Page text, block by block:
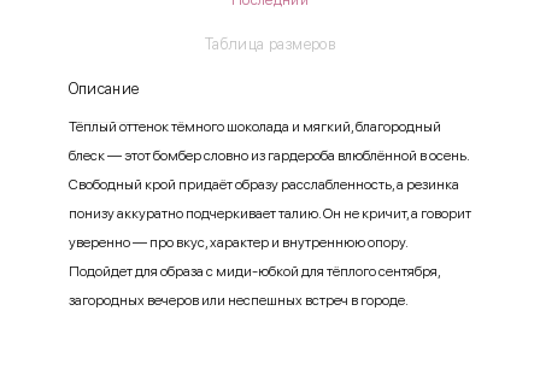
Таблица размеров
Описание
Тёплый оттенок тёмного шоколада и мягкий, благородный
блеск — этот бомбер словно из гардероба влюблённой в осень.
Свободный крой придаёт образу расслабленность, а резинка
понизу аккуратно подчеркивает талию. Он не кричит, а говорит
уверенно — про вкус, характер и внутреннюю опору.
Подойдет для образа с миди-юбкой для тёплого сентября,
загородных вечеров или неспешных встреч в городе.